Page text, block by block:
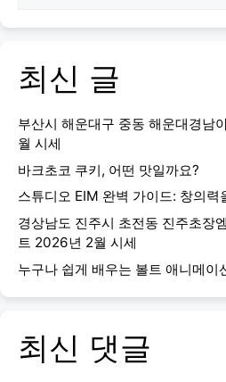
최신 글
부산시 해운대구 중동 해운대경남
월 시세
바크초코 쿠키, 어떤 맛일까요?
스튜디오 EIM 완벽 가이드: 창의력
경상남도 진주시 초전동 진주초장
트 2026년 2월 시세
누구나 쉽게 배우는 볼트 애니메이
최신 댓글